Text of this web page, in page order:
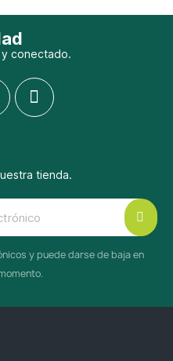
conectado.
tienda.
y puede darse de baja en